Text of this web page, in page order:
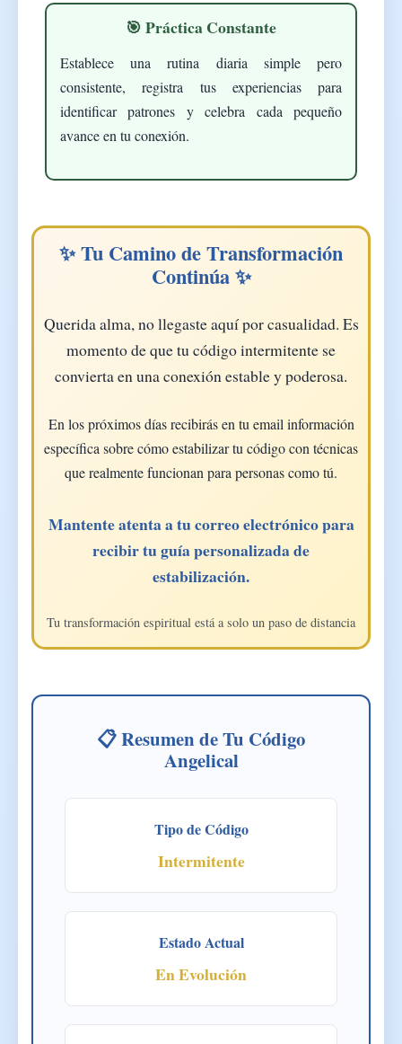
🎯 Práctica Constante
Establece una rutina diaria simple pero
consistente, registra tus experiencias para
identificar patrones y celebra cada pequeño
avance en tu conexión.
✨ Tu Camino de Transformación
Continúa ✨
Querida alma, no llegaste aquí por casualidad. Es
momento de que tu código intermitente se
convierta en una conexión estable y poderosa.
En los próximos días recibirás en tu email información
específica sobre cómo estabilizar tu código con técnicas
que realmente funcionan para personas como tú.
Mantente atenta a tu correo electrónico para
recibir tu guía personalizada de
estabilización.
Tu transformación espiritual está a solo un paso de distancia
📋 Resumen de Tu Código
Angelical
Tipo de Código
Intermitente
Estado Actual
En Evolución